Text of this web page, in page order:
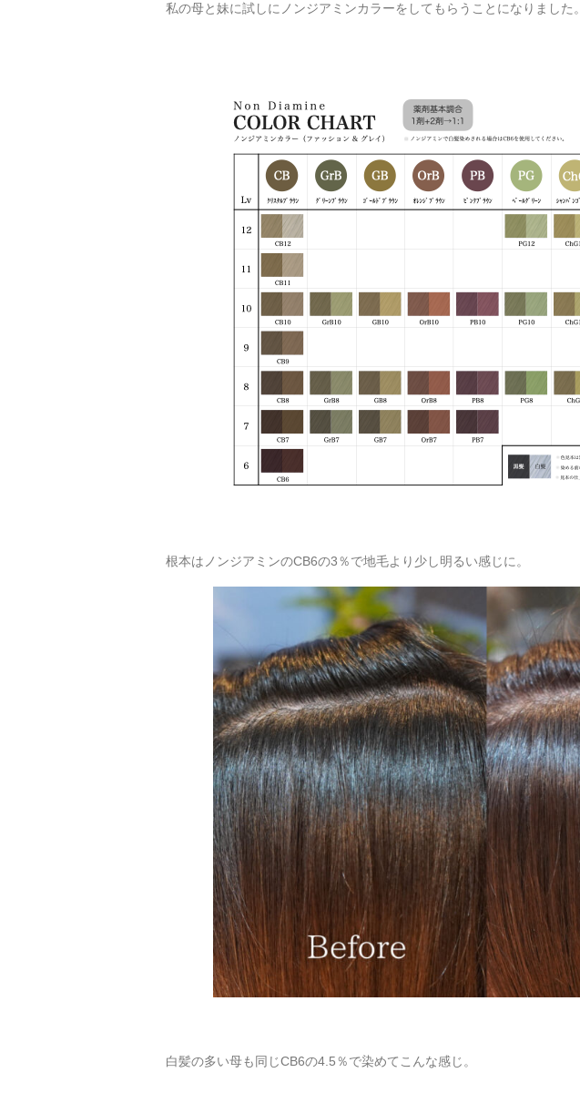
私の母と妹に試しにノンジアミンカラーをしてもらうことになりました。
根本はノンジアミンのCB6の3％で地毛より少し明るい感じに。
白髪の多い母も同じCB6の4.5％で染めてこんな感じ。